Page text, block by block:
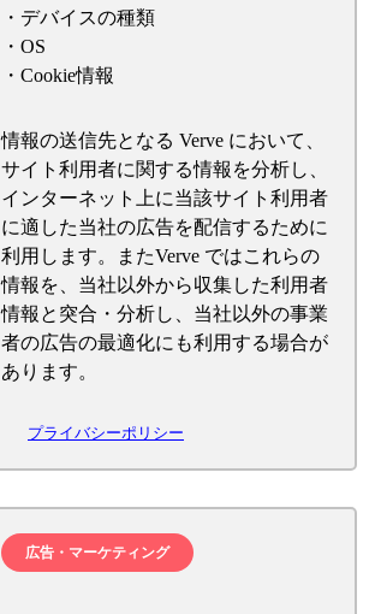
・デバイスの種類
・OS
・Cookie情報
情報の送信先となる Verve において、
サイト利用者に関する情報を分析し、
インターネット上に当該サイト利用者
に適した当社の広告を配信するために
利用します。またVerve ではこれらの
情報を、当社以外から収集した利用者
情報と突合・分析し、当社以外の事業
者の広告の最適化にも利用する場合が
あります。
プライバシーポリシー
広告・マーケティング